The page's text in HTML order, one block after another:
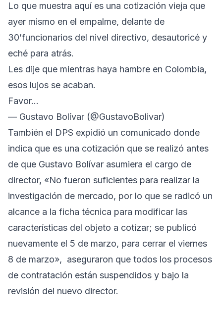
Lo que muestra aquí es una cotización vieja que
ayer mismo en el empalme, delante de
30’funcionarios del nivel directivo, desautoricé y
eché para atrás.
Les dije que mientras haya hambre en Colombia,
esos lujos se acaban.
Favor…
— Gustavo Bolívar (@GustavoBolivar)
También el DPS expidió un comunicado donde
indica que es una cotización que se realizó antes
de que Gustavo Bolívar asumiera el cargo de
director, «No fueron suficientes para realizar la
investigación de mercado, por lo que se radicó un
alcance a la ficha técnica para modificar las
características del objeto a cotizar; se publicó
nuevamente el 5 de marzo, para cerrar el viernes
8 de marzo», aseguraron que todos los procesos
de contratación están suspendidos y bajo la
revisión del nuevo director.